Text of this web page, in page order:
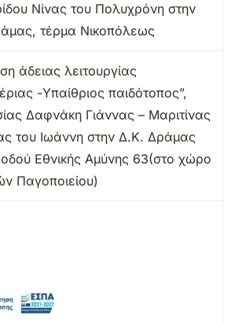
Νίνας του Πολυχρόνη στην
τέρμα Νικοπόλεως
άδειας λειτουργίας
-Υπαίθριος παιδότοπος”,
Δαφνάκη Γιάννας – Μαριτίνας
του Ιωάννη στην Δ.Κ. Δράμας
οδού Εθνικής Αμύνης 63(στο χώρο
Παγοποιείου)